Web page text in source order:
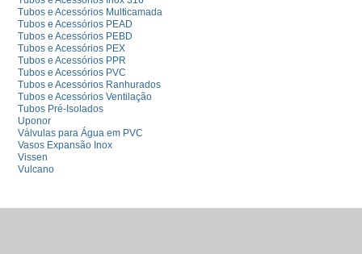
Tubos e Acessórios Multicamada
Tubos e Acessórios PEAD
Tubos e Acessórios PEBD
Tubos e Acessórios PEX
Tubos e Acessórios PPR
Tubos e Acessórios PVC
Tubos e Acessórios Ranhurados
Tubos e Acessórios Ventilação
Tubos Pré-Isolados
Uponor
Válvulas para Água em PVC
Vasos Expansão Inox
Vissen
Vulcano